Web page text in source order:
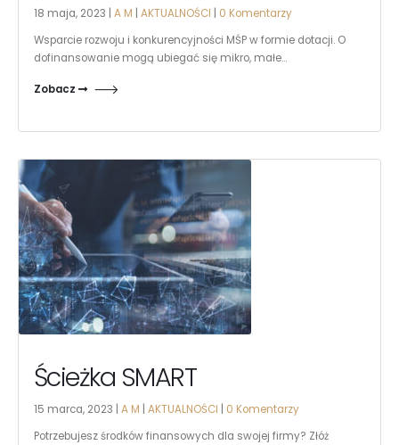
18 maja, 2023 | A M AKTUALNOŚCI
0 Komentarzy
Wsparcie rozwoju i konkurencyjności MŚP w formie dotacji. O
dofinansowanie mogą ubiegać się mikro, małe...
Zobacz
Ścieżka SMART
15 marca, 2023 | A M AKTUALNOŚCI
0 Komentarzy
Potrzebujesz środków finansowych dla swojej firmy? Złóż